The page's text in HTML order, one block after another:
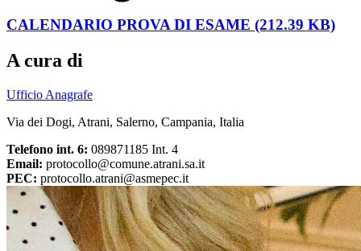
CALENDARIO PROVA DI ESAME (212.39 KB)
A cura di
Ufficio Anagrafe
Via dei Dogi, Atrani, Salerno, Campania, Italia
Telefono int. 6: 089871185 Int. 4
Email: protocollo@comune.atrani.sa.it
PEC: protocollo.atrani@asmepec.it